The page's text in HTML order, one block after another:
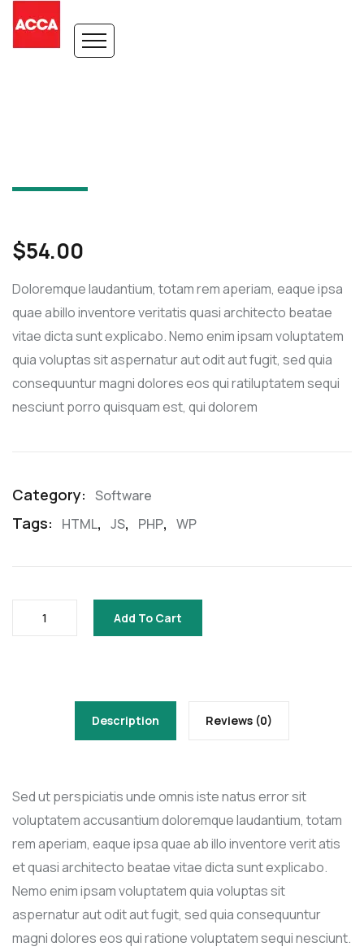
$54.00
Doloremque laudantium, totam rem aperiam, eaque ipsa
quae abillo inventore veritatis quasi architecto beatae
vitae dicta sunt explicabo. Nemo enim ipsam voluptatem
quia voluptas sit aspernatur aut odit aut fugit, sed quia
consequuntur magni dolores eos qui ratiluptatem sequi
nesciunt porro quisquam est, qui dolorem
Category: Software
Tags: HTML, JS, PHP, WP
Add To Cart
Description Reviews (0)
Sed ut perspiciatis unde omnis iste natus error sit
voluptatem accusantium doloremque laudantium, totam
rem aperiam, eaque ipsa quae ab illo inventore verit atis
et quasi architecto beatae vitae dicta sunt explicabo.
Nemo enim ipsam voluptatem quia voluptas sit
aspernatur aut odit aut fugit, sed quia consequuntur
magni dolores eos qui ratione voluptatem sequi nesciunt.